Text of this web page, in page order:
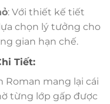
: Với thiết kế tiết
chọn lý tưởng cho
gian hạn chế.
Tiết:
Roman mang lại cái
từng lớp gấp được